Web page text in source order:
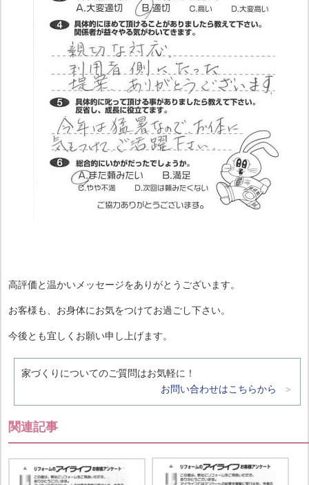
高評価と温かいメッセージをありがとうございます。
お客様も、お身体にお気をつけてお過ごし下さい。
今後とも宜しくお願い申し上げます。
家づくりについてのご質問はお気軽に！
お問い合わせはこちらから
関連記事